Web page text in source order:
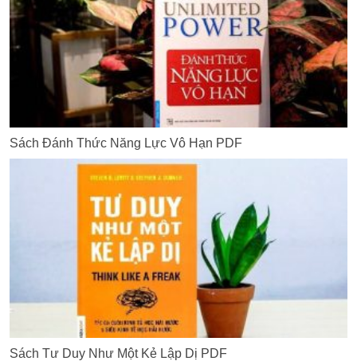
Sách Đánh Thức Năng Lực Vô Hạn PDF
Sách Tư Duy Như Một Kẻ Lập Dị PDF